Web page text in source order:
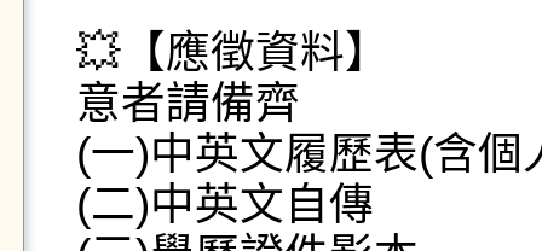
💥【應徵資料】
意者請備齊
(一)中英文履歷表(含個
(二)中英文自傳